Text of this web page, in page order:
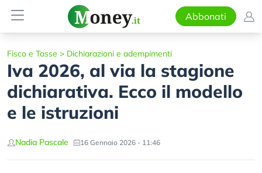
Abbonati
Fisco e Tasse > Dichiarazioni e adempimenti
Iva 2026, al via la stagione
dichiarativa. Ecco il modello
e le istruzioni
Nadia Pascale 16 Gennaio 2026 - 11:46